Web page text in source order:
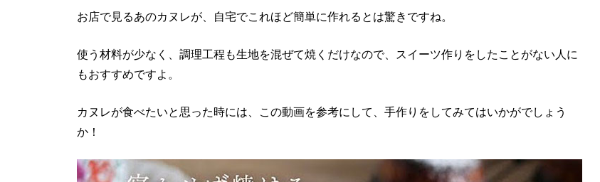
お店で見るあのカヌレが、自宅でこれほど簡単に作れるとは驚きですね。
使う材料が少なく、調理工程も生地を混ぜて焼くだけなので、スイーツ作りをしたことがない人に
もおすすめですよ。
カヌレが食べたいと思った時には、この動画を参考にして、手作りをしてみてはいかがでしょう
か！